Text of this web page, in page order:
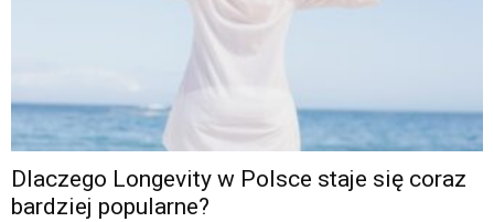
Dlaczego Longevity w Polsce staje się coraz
bardziej popularne?